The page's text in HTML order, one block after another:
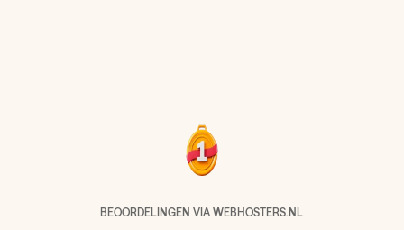
BEOORDELINGEN VIA WEBHOSTERS.NL